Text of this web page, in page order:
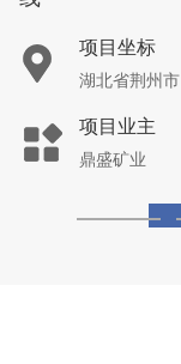
项目坐标
湖北省荆州市
项目业主
鼎盛矿业